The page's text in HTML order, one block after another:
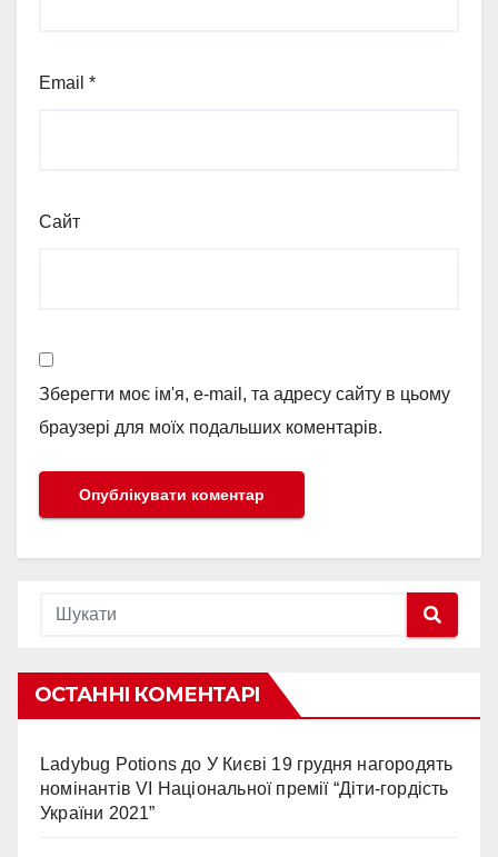
Email *
Сайт
Зберегти моє ім'я, e-mail, та адресу сайту в цьому
браузері для моїх подальших коментарів.
ОСТАННІ КОМЕНТАРІ
Ladybug Potions до У Києві 19 грудня нагородять
номінантів VI Національної премії “Діти-гордість
України 2021”